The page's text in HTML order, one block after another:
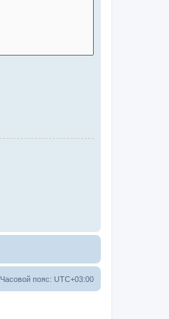
Часовой пояс: UTC+03:00